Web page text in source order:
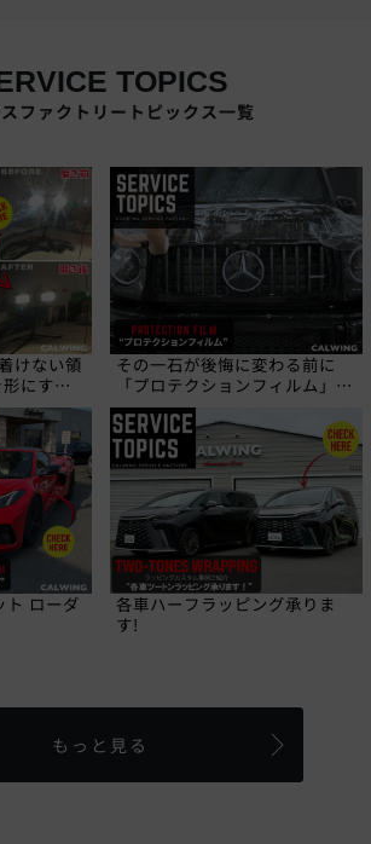
TOPICS
ファクトリートピックス一覧
けない領
にす
その一石が後悔に変わる前に
「プロテクションフィルム」と
いう選択を!
ト ローダ
各車ハーフラッピング承りま
す!
もっと見る